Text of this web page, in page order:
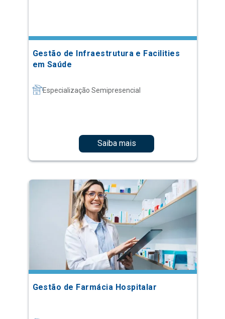
Gestão de Infraestrutura e Facilities
em Saúde
Especialização Semipresencial
Saiba mais
Gestão de Farmácia Hospitalar